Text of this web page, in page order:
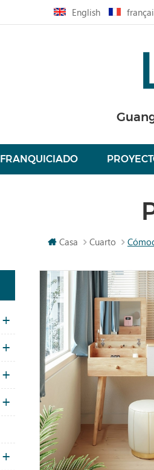
English
FRANQUICIADO
Casa Cuarto